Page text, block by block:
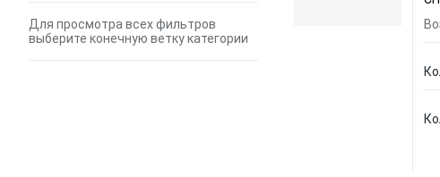
Для просмотра всех фильтров
выберите конечную ветку категории